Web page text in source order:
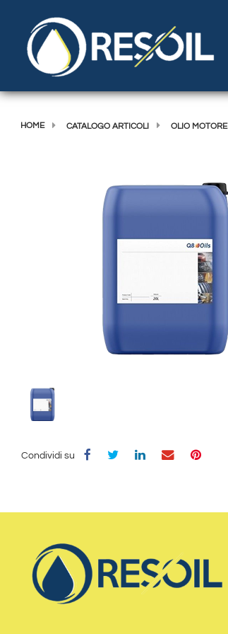
HOME CATALOGO ARTICOLI OLIO MOTORE
Condividi su